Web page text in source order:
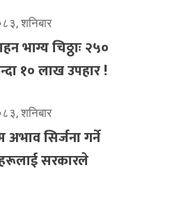
शनिबार
भाग्य चिठ्ठाः २५०
१० लाख उपहार !
शनिबार
अभाव सिर्जना गर्ने
सरकारले